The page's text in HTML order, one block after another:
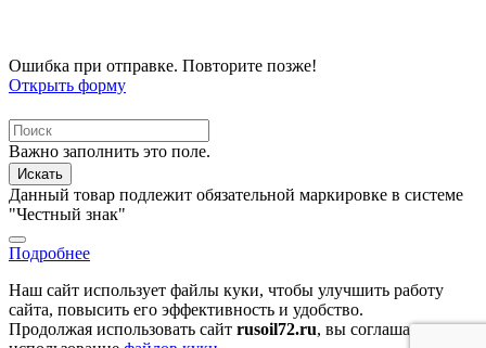
Ошибка при отправке. Повторите позже!
Открыть форму
Важно заполнить это поле.
Искать
Данный товар подлежит обязательной маркировке в системе
"Честный знак"
Подробнее
Наш сайт использует файлы куки, чтобы улучшить работу
сайта, повысить его эффективность и удобство.
Продолжая использовать сайт rusoil72.ru, вы соглашаетесь на